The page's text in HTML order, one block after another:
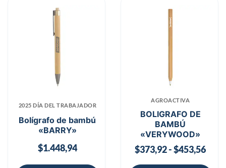
2025 DÍA DEL TRABAJADOR
Bolígrafo de bambú
«BARRY»
$1.448,94
AGROACTIVA
BOLIGRAFO DE
BAMBÚ
«VERYWOOD»
$373,92-$453,56